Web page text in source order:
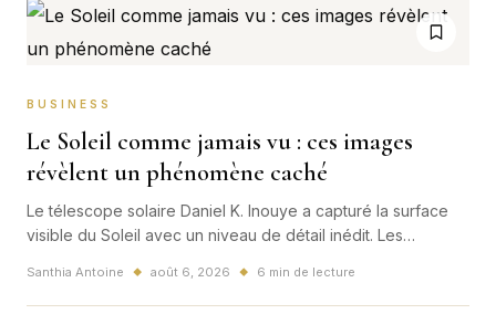
BUSINESS
Le Soleil comme jamais vu : ces images
révèlent un phénomène caché
Le télescope solaire Daniel K. Inouye a capturé la surface
visible du Soleil avec un niveau de détail inédit. Les
pourraient éclairer le fonctionnement de notre étoile et
améliorer, à terme, la compréhension de la météo spatiale.
Santhia Antoine ◆ août 6, 2026 ◆ 6 min de lecture